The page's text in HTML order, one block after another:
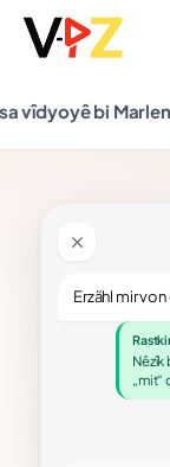
vîdyoyê bi
Erzähl mir
Nêzîk
„mit“